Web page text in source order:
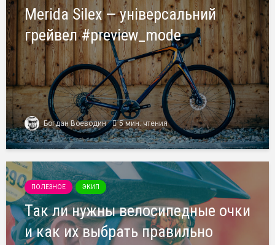
Merida Silex — універсальний
грейвел #preview_mode
Богдан Воеводин 5 мин. чтения
ПОЛЕЗНОЕ ЭКИП
Так ли нужны велосипедные очки
и как их выбрать правильно